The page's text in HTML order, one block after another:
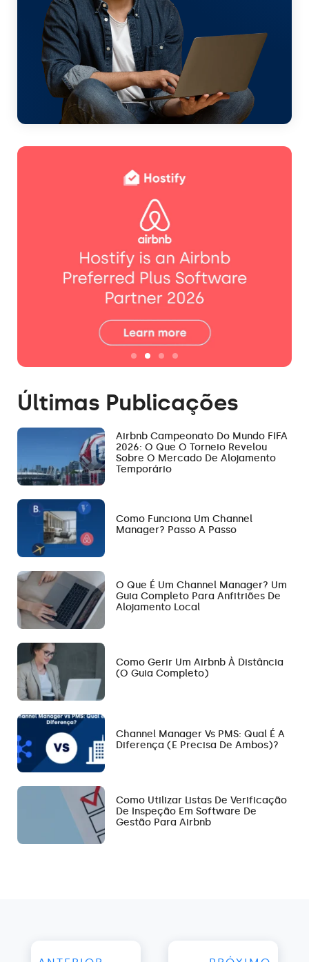
Últimas Publicações
Airbnb Campeonato Do Mundo FIFA
2026: O Que O Torneio Revelou
Sobre O Mercado De Alojamento
Temporário
Como Funciona Um Channel
Manager? Passo A Passo
O Que É Um Channel Manager? Um
Guia Completo Para Anfitriões De
Alojamento Local
Como Gerir Um Airbnb À Distância
(O Guia Completo)
Channel Manager Vs PMS: Qual É A
Diferença (e Precisa De Ambos)?
Como Utilizar Listas De Verificação
De Inspeção Em Software De
Gestão Para Airbnb